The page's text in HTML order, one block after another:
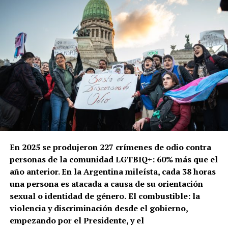
En 2025 se produjeron 227 crímenes de odio contra
personas de la comunidad LGTBIQ+: 60% más que el
año anterior. En la Argentina mileísta, cada 38 horas
una persona es atacada a causa de su orientación
sexual o identidad de género.El combustible: la
violencia y discriminación desde el gobierno,
empezando por el Presidente, y el